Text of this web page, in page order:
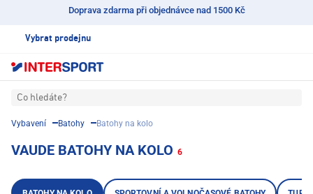
Doprava zdarma při objednávce nad 1500 Kč
Vybrat prodejnu
Co hledáte?
Vybavení Batohy Batohy na kolo
VAUDE BATOHY NA KOLO 6